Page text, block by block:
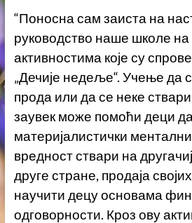
“Поносна сам заиста на
руководство наше школе
активностима које су
„Дечије недеље“. Учење да
прода или да се неке
заувек може помоћи деци
материјалистички
вредност ствари на
друге стране, продаја
научити децу основама
одговорности. Кроз ову